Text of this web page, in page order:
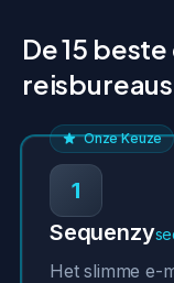
De 15
reisbureaus
Onze Keuze
1
Sequenzy
Het slimme e-